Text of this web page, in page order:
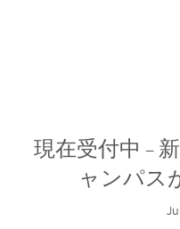
現在受付中 –
ャンパス